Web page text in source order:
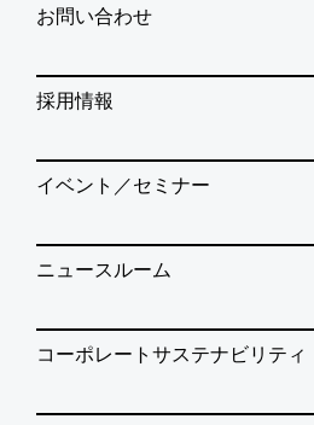
お問い合わせ
採用情報
イベント／セミナー
ニュースルーム
コーポレートサステナビリティ